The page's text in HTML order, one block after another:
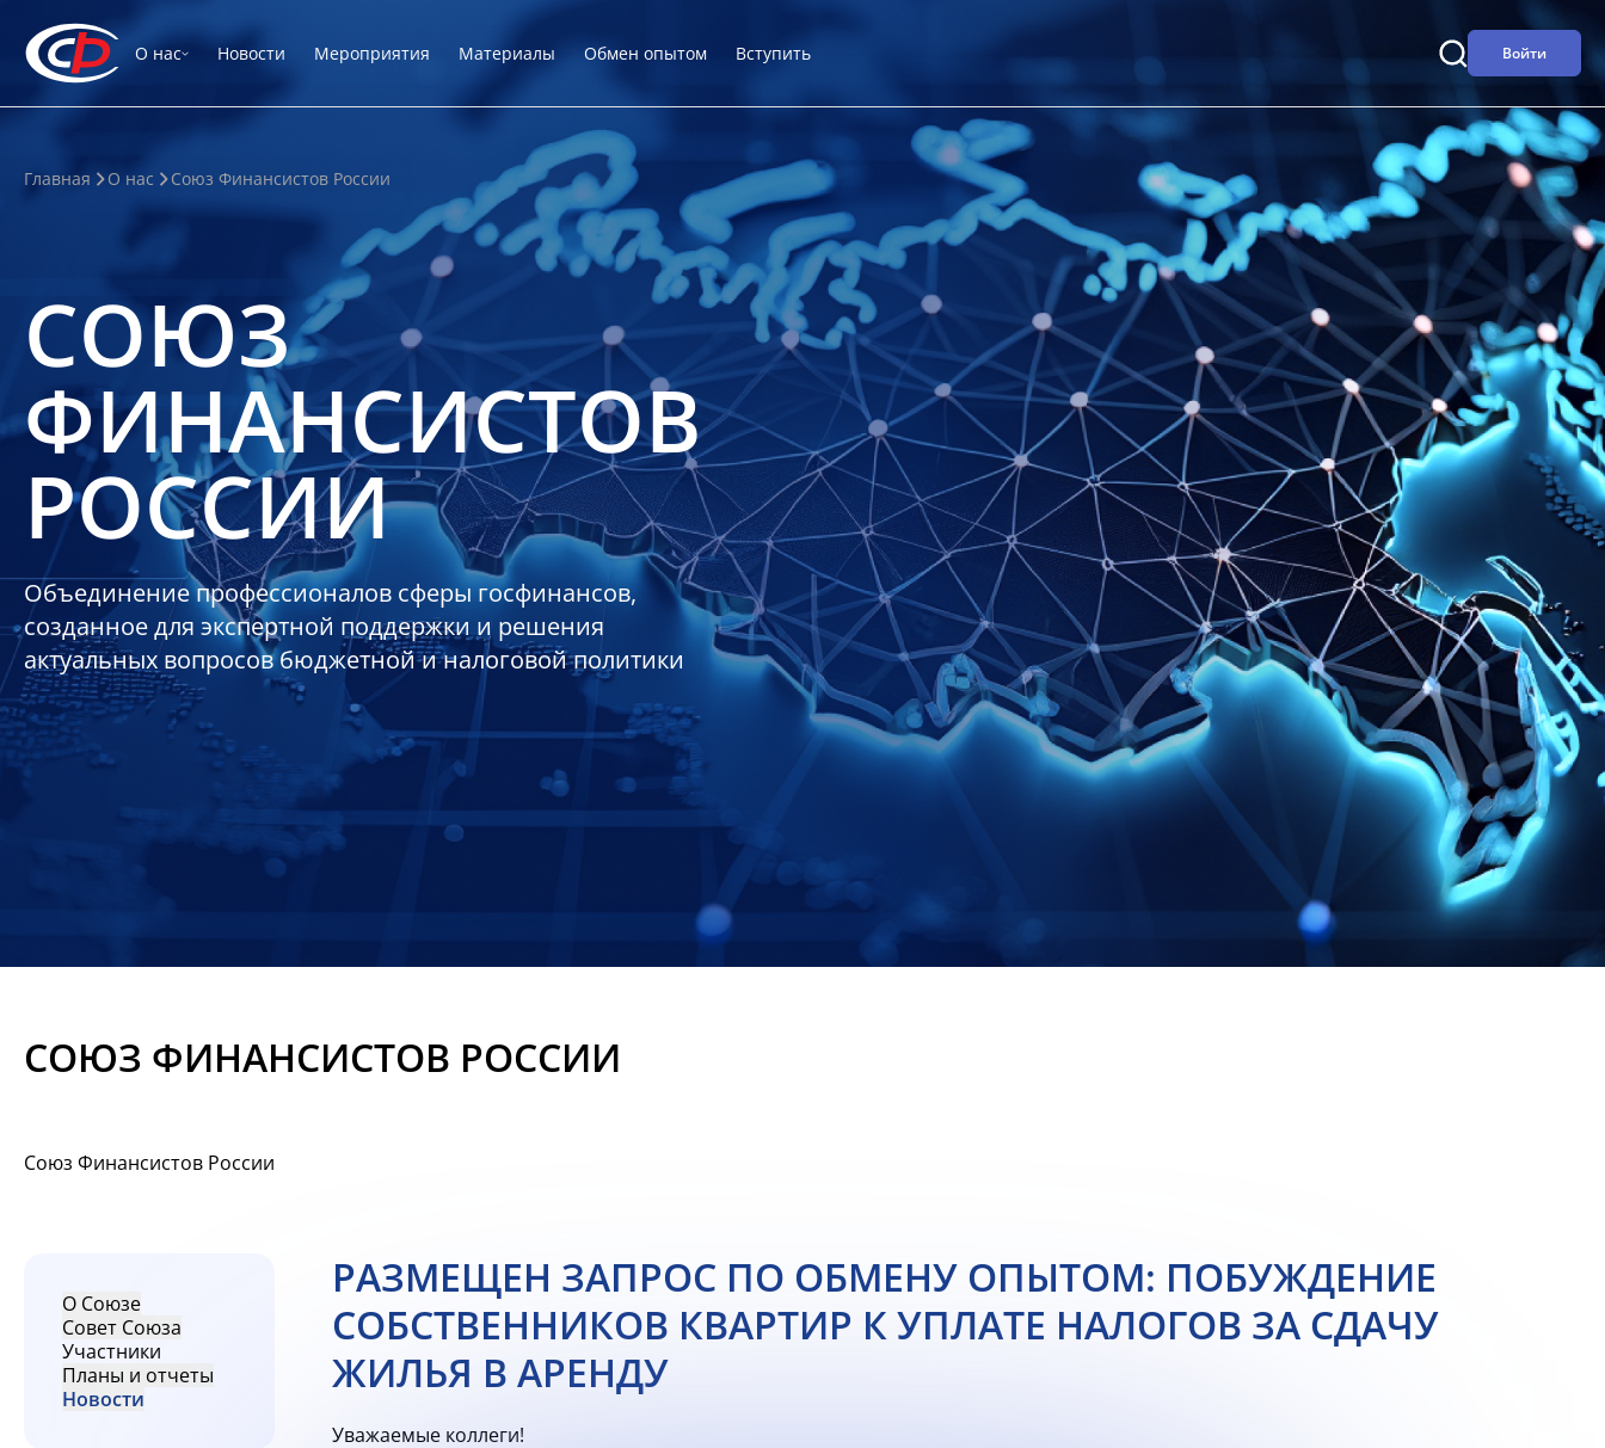
О нас Новости Мероприятия Материалы Обмен опытом Вступить Войти
Главная О нас Союз Финансистов России
СОЮЗ
ФИНАНСИСТОВ
РОССИИ
Объединение профессионалов сферы госфинансов,
созданное для экспертной поддержки и решения
актуальных вопросов бюджетной и налоговой политики
СОЮЗ ФИНАНСИСТОВ РОССИИ
Союз Финансистов России
О Союзе
Совет Союза
Участники
Планы и отчеты
Новости
РАЗМЕЩЕН ЗАПРОС ПО ОБМЕНУ ОПЫТОМ: ПОБУЖДЕНИЕ
СОБСТВЕННИКОВ КВАРТИР К УПЛАТЕ НАЛОГОВ ЗА СДАЧУ
ЖИЛЬЯ В АРЕНДУ
Уважаемые коллеги!